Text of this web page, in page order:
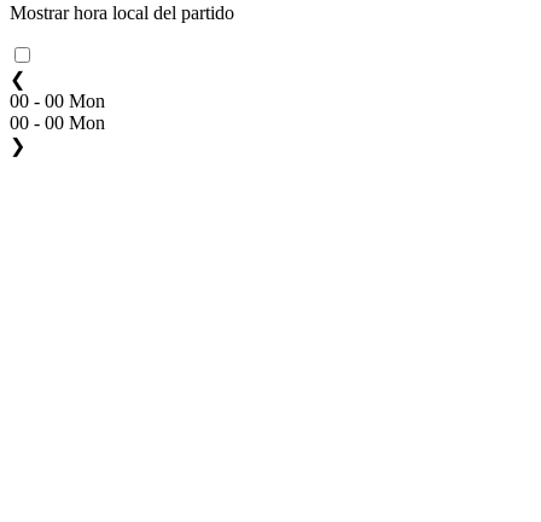
Mostrar hora local del partido
❮
00 - 00 Mon
00 - 00 Mon
❯